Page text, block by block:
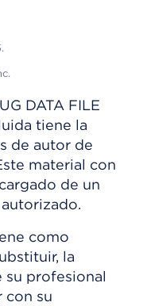
DATA FILE
tiene la
de autor de
material con
de un
como
la
su profesional
con su